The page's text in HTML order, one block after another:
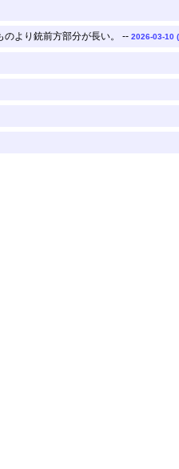
のより銃前方部分が長い。 -- 2026-03-10